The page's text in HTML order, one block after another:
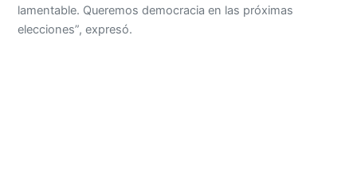
lamentable. Queremos democracia en las próximas
elecciones”, expresó.